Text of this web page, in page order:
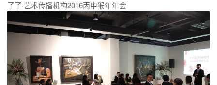
了了·艺术传播机构2016丙申猴年年会